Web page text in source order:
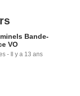
Bande-
VO
- Il y a 13 ans